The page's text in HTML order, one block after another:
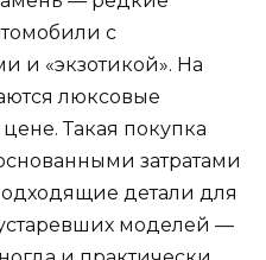
с
и «экзотикой». На
люксовые
Такая покупка
затратами
детали для
моделей —